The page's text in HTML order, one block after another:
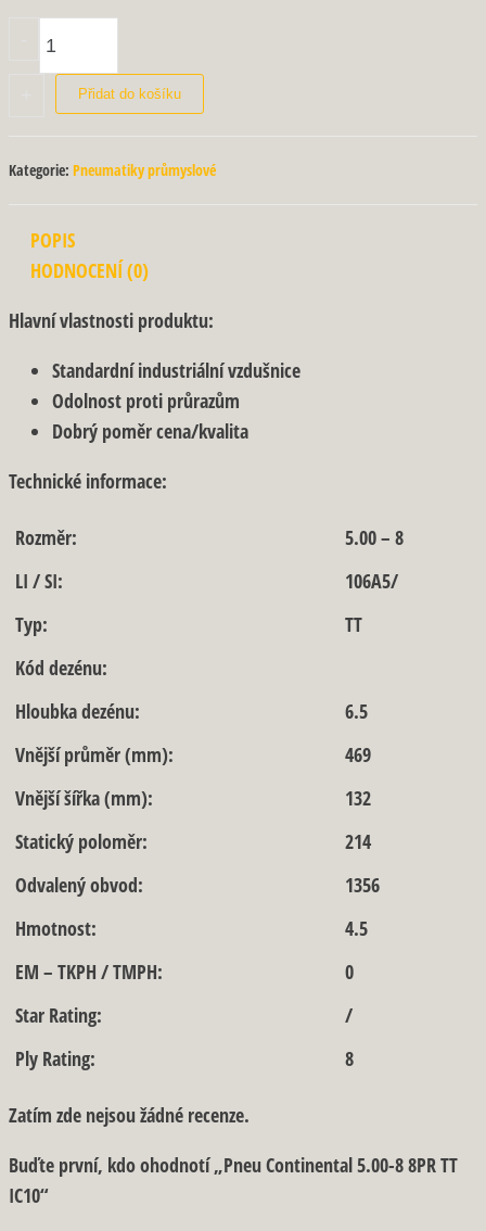
Přidat do košíku
Kategorie: Pneumatiky průmyslové
POPIS
HODNOCENÍ (0)
Hlavní vlastnosti produktu:
Standardní industriální vzdušnice
Odolnost proti průrazům
Dobrý poměr cena/kvalita
Technické informace:
Rozměr:
5.00 – 8
LI / SI:
106A5/
Typ:
TT
Kód dezénu:
Hloubka dezénu:
6.5
Vnější průměr (mm):
469
Vnější šířka (mm):
132
Statický poloměr:
214
Odvalený obvod:
1356
Hmotnost:
4.5
EM – TKPH / TMPH:
0
Star Rating:
/
Ply Rating:
8
Zatím zde nejsou žádné recenze.
Buďte první, kdo ohodnotí „Pneu Continental 5.00-8 8PR TT
IC10“